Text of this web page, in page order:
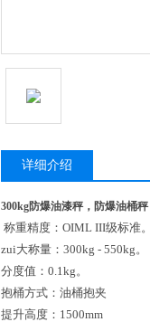
详细介绍
300kg防爆油漆秤，防爆油桶
称重精度：OIML III级标准
zui大称量：300kg - 550kg。
分度值：0.1kg。
抱桶方式：油桶抱夹
提升高度：1500mm